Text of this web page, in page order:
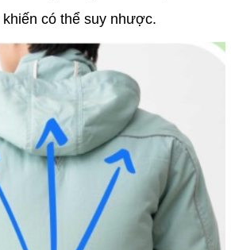
có thể suy nhược.